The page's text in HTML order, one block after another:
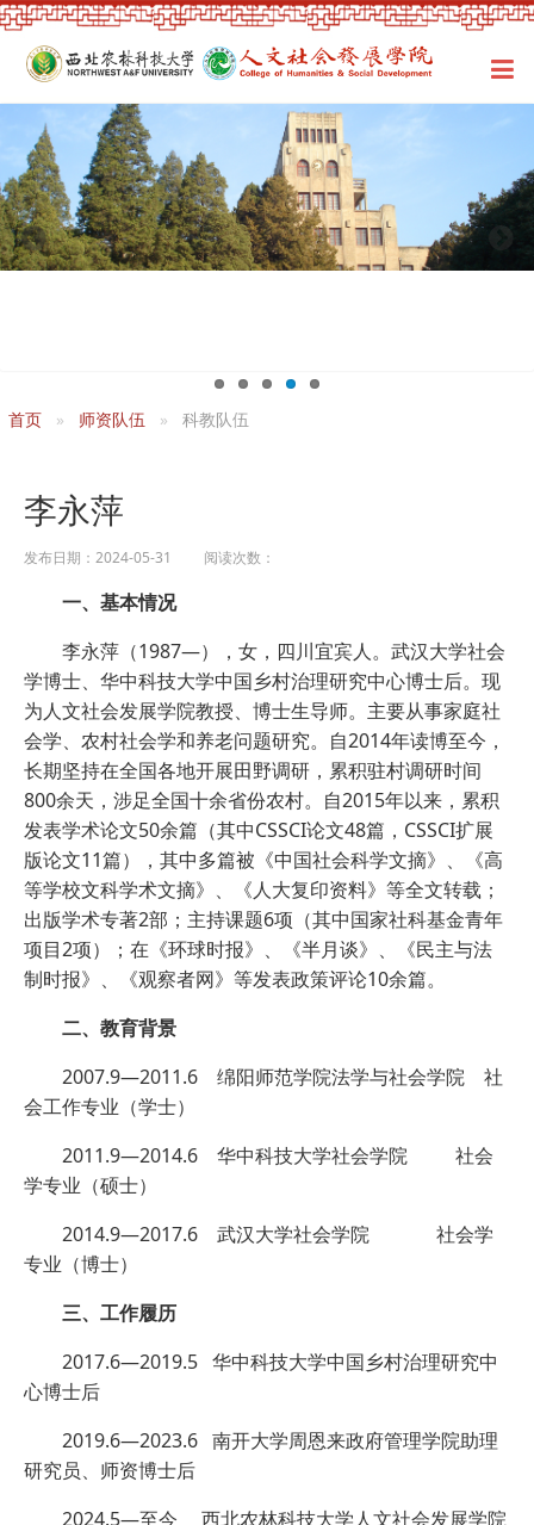
首页 师资队伍 科教队伍
李永萍
发布日期：2024-05-31 阅读次数：
一、基本情况
李永萍（1987—），女，四川宜宾人。武汉大学社会
学博士、华中科技大学中国乡村治理研究中心博士后。现
为人文社会发展学院教授、博士生导师。主要从事家庭社
会学、农村社会学和养老问题研究。自2014年读博至今，
长期坚持在全国各地开展田野调研，累积驻村调研时间
800余天，涉足全国十余省份农村。自2015年以来，累积
发表学术论文50余篇（其中CSSCI论文48篇，CSSCI扩展
版论文11篇），其中多篇被《中国社会科学文摘》、《高
等学校文科学术文摘》、《人大复印资料》等全文转载；
出版学术专著2部；主持课题6项（其中国家社科基金青年
项目2项）；在《环球时报》、《半月谈》、《民主与法
制时报》、《观察者网》等发表政策评论10余篇。
二、教育背景
2007.9—2011.6 绵阳师范学院法学与社会学院 社
会工作专业（学士）
2011.9—2014.6 华中科技大学社会学院 社会
学专业（硕士）
2014.9—2017.6 武汉大学社会学院 社会学
专业（博士）
三、工作履历
2017.6—2019.5 华中科技大学中国乡村治理研究中
心博士后
2019.6—2023.6 南开大学周恩来政府管理学院助理
研究员、师资博士后
2024.5—至今 西北农林科技大学人文社会发展学院